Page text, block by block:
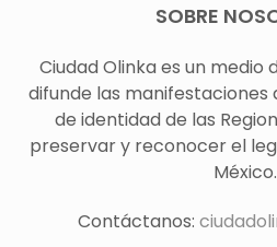
SOBRE
Ciudad Olinka es un medio
difunde las
de identidad de las
preservar y reconocer el
México.
Contáctanos: